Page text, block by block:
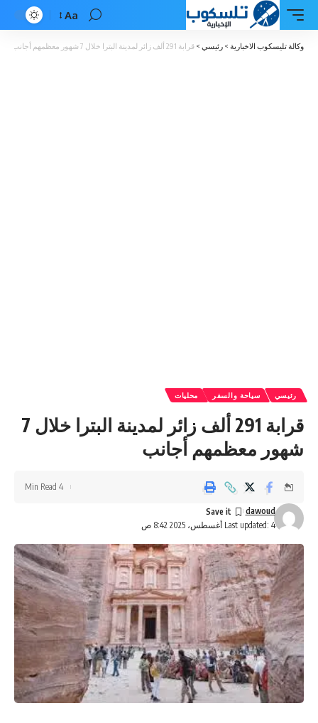
Font
Resizer
Aa
وكالة تليسكوب الاخبارية > رئيسي > قرابة 291 ألف زائر لمدينة البترا خلال 7 شهور معظمهم أجانب
رئيسي سياحة والسفر محليات
قرابة 291 ألف زائر لمدينة البترا خلال 7
شهور معظمهم أجانب
Last updated: 4 أغسطس، 2025 8:42 ص
dawoud
4 Min Read